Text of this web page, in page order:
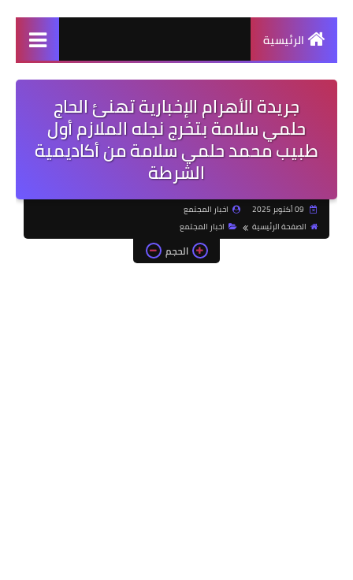
الرئيسية
جريدة الأهرام الإخبارية تهنئ الحاج
حلمي سلامة بتخرج نجله الملازم أول
طبيب محمد حلمي سلامة من أكاديمية
الشرطة
اخبار المجتمع
الصفحة الرئيسية
اخبار المجتمع
الحجم